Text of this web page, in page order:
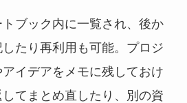
ブック内に一覧され、後か
たり再利用も可能。プロジ
イデアをメモに残しておけ
てまとめ直したり、別の資